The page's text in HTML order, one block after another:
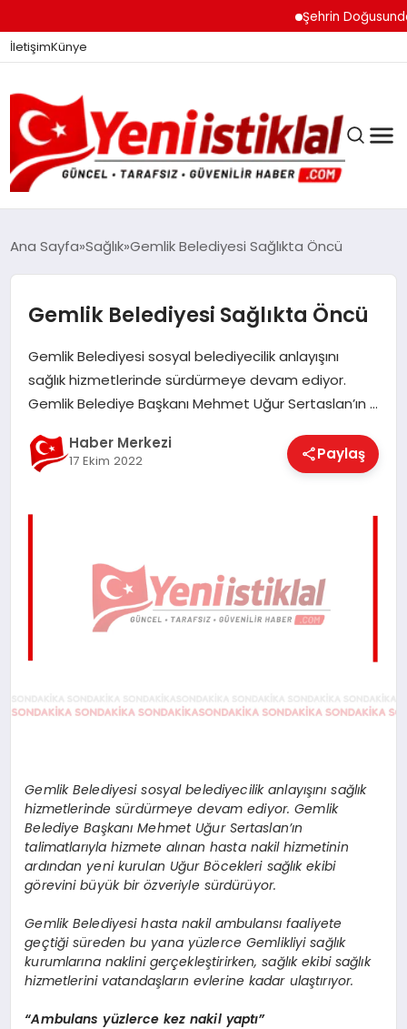
Şehrin Doğusundan
İletişimKünye
DÜNYA
Ana Sayfa Sağlık Gemlik Belediyesi Sağlıkta Öncü
Gemlik Belediyesi Sağlıkta Öncü
Gemlik Belediyesi sosyal belediyecilik anlayışını
sağlık hizmetlerinde sürdürmeye devam ediyor.
Gemlik Belediye Başkanı Mehmet Uğur Sertaslan’ın …
Haber Merkezi
17 Ekim 2022 Paylaş
Gemlik Belediyesi sosyal belediyecilik anlayışını sağlık
hizmetlerinde sürdürmeye devam ediyor. Gemlik
Belediye Başkanı Mehmet Uğur Sertaslan’ın
talimatlarıyla hizmete alınan hasta nakil hizmetinin
ardından yeni kurulan Uğur Böcekleri sağlık ekibi
görevini büyük bir özveriyle sürdürüyor.
Gemlik Belediyesi hasta nakil ambulansı faaliyete
geçtiği süreden bu yana yüzlerce Gemlikliyi sağlık
kurumlarına naklini gerçekleştirirken, sağlık ekibi sağlık
hizmetlerini vatandaşların evlerine kadar ulaştırıyor.
“Ambulans yüzlerce kez nakil yaptı”